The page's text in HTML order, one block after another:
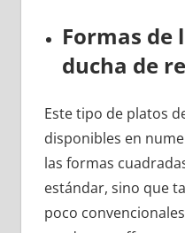
Formas de
ducha de
Este tipo de platos
disponibles en
las formas
estándar, sino que
poco